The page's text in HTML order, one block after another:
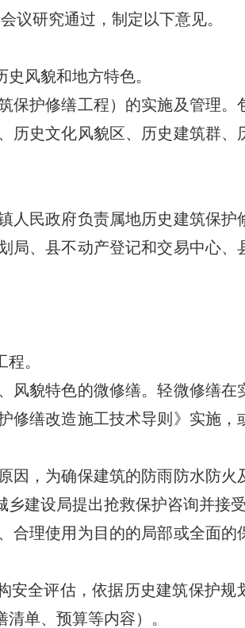
议研究通过，制定以下意见。
风貌和地方特色。
护修缮工程）的实施及管理。
历史文化风貌区、历史建筑群、
民政府负责属地历史建筑保护
局、县不动产登记和交易中心、
。
貌特色的微修缮。轻微修缮在
修缮改造施工技术导则》实施，
，为确保建筑的防雨防水防火
建设局提出抢救保护咨询并接受
理使用为目的的局部或全面的
全评估，依据历史建筑保护规
单、预算等内容）。